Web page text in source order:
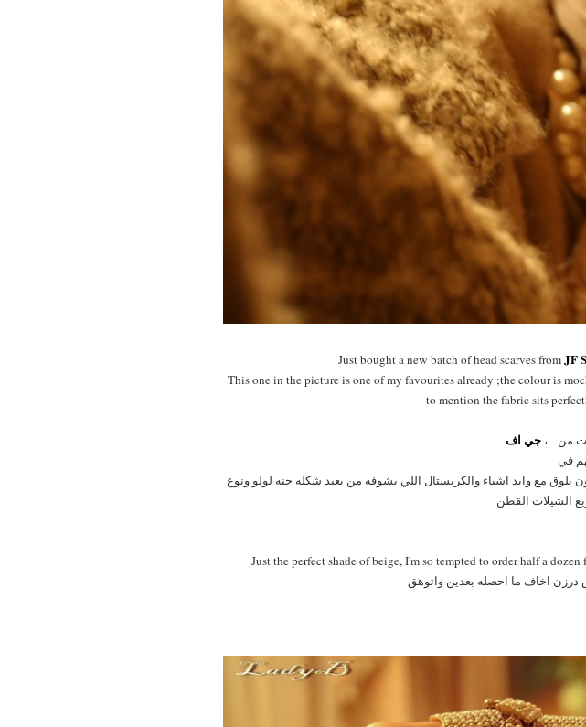
Just bought a new batch of head scarves fromJF
This one in the picture is one of my favourites already ;the colour is
to mention the fabric sits
من ، جي اف
يلوق مع وايد اشياء والكريستال اللي يشوفه من بعيد شكله جنه لولو ونوع
Just the perfect shade of beige, I'm so tempted to order half a
درزن اخاف ما احصله بعدين واتوهق